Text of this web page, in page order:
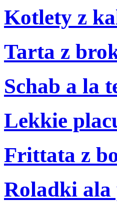
Kotlety z
Tarta z
Schab a la
Lekkie
Frittata z
Roladki ala